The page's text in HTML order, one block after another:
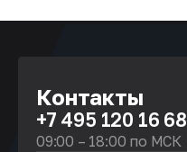
Контакты
+7 495 120 16 68
09:00 – 18:00 по МСК